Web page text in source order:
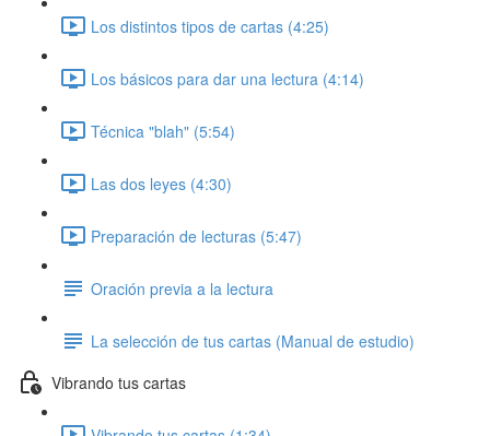
Los distintos tipos de cartas (4:25)
Los básicos para dar una lectura (4:14)
Técnica "blah" (5:54)
Las dos leyes (4:30)
Preparación de lecturas (5:47)
Oración previa a la lectura
La selección de tus cartas (Manual de estudio)
Vibrando tus cartas